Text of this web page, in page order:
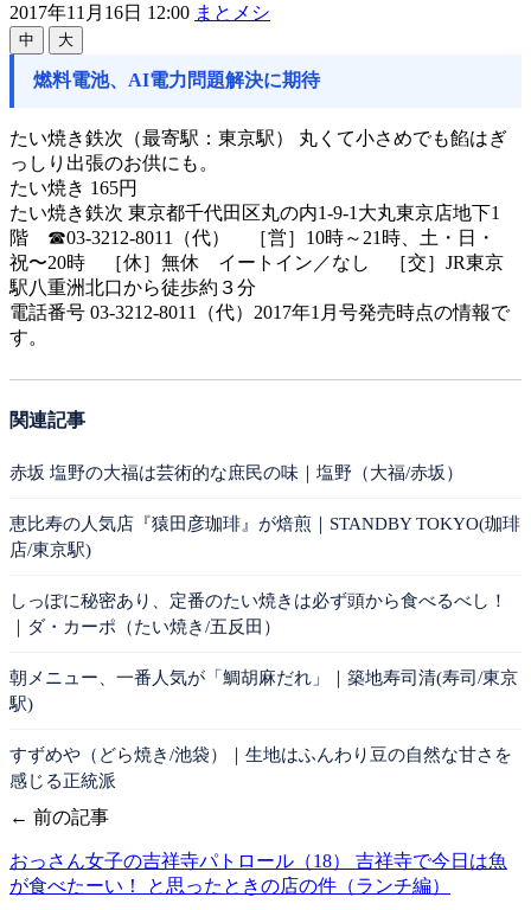
2017年11月16日 12:00 まとメシ
中 大
燃料電池、AI電力問題解決に期待
たい焼き鉄次（最寄駅：東京駅） 丸くて小さめでも餡はぎ
っしり出張のお供にも。
たい焼き 165円
たい焼き鉄次 東京都千代田区丸の内1-9-1大丸東京店地下1
階 ☎03-3212-8011（代） ［営］10時～21時、土・日・
祝〜20時 ［休］無休 イートイン／なし ［交］JR東京
駅八重洲北口から徒歩約３分
電話番号 03-3212-8011（代）2017年1月号発売時点の情報で
す。
関連記事
赤坂 塩野の大福は芸術的な庶民の味｜塩野（大福/赤坂）
恵比寿の人気店『猿田彦珈琲』が焙煎｜STANDBY TOKYO(珈琲
店/東京駅)
しっぽに秘密あり、定番のたい焼きは必ず頭から食べるべし！
｜ダ・カーポ（たい焼き/五反田）
朝メニュー、一番人気が「鯛胡麻だれ」｜築地寿司清(寿司/東京
駅)
すずめや（どら焼き/池袋）｜生地はふんわり豆の自然な甘さを
感じる正統派
← 前の記事
おっさん女子の吉祥寺パトロール（18） 吉祥寺で今日は魚
が食べたーい！ と思ったときの店の件（ランチ編）